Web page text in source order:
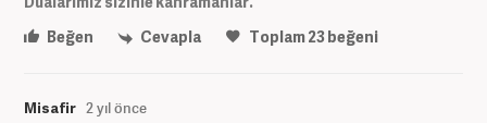
Beğen
Cevapla Toplam23beğeni
Misafir 2 yıl önce